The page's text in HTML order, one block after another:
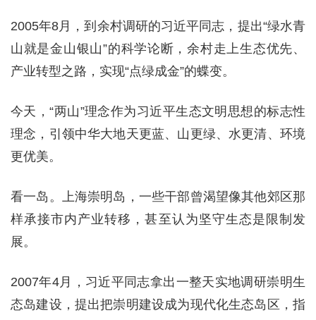
2005年8月，到余村调研的习近平同志，提出“绿水青
山就是金山银山”的科学论断，余村走上生态优先、
产业转型之路，实现“点绿成金”的蝶变。
今天，“两山”理念作为习近平生态文明思想的标志性
理念，引领中华大地天更蓝、山更绿、水更清、环境
更优美。
看一岛。上海崇明岛，一些干部曾渴望像其他郊区那
样承接市内产业转移，甚至认为坚守生态是限制发
展。
2007年4月，习近平同志拿出一整天实地调研崇明生
态岛建设，提出把崇明建设成为现代化生态岛区，指